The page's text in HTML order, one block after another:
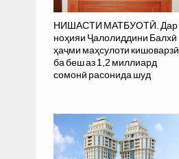
НИШАСТИ МАТБУОТӢ. Дар
ноҳияи Ҷалолиддини Балхӣ
ҳаҷми маҳсулоти кишоварзӣ
ба беш аз 1,2 миллиард
сомонӣ расонида шуд